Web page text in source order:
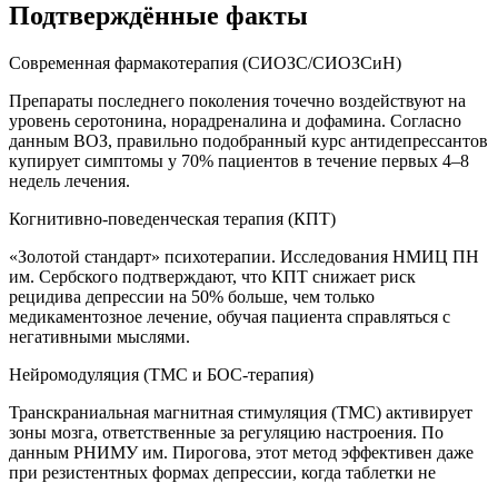
Подтверждённые факты
Современная фармакотерапия (СИОЗС/СИОЗСиН)
Препараты последнего поколения точечно воздействуют на
уровень серотонина, норадреналина и дофамина. Согласно
данным ВОЗ, правильно подобранный курс антидепрессантов
купирует симптомы у 70% пациентов в течение первых 4–8
недель лечения.
Когнитивно-поведенческая терапия (КПТ)
«Золотой стандарт» психотерапии. Исследования НМИЦ ПН
им. Сербского подтверждают, что КПТ снижает риск
рецидива депрессии на 50% больше, чем только
медикаментозное лечение, обучая пациента справляться с
негативными мыслями.
Нейромодуляция (ТМС и БОС-терапия)
Транскраниальная магнитная стимуляция (ТМС) активирует
зоны мозга, ответственные за регуляцию настроения. По
данным РНИМУ им. Пирогова, этот метод эффективен даже
при резистентных формах депрессии, когда таблетки не